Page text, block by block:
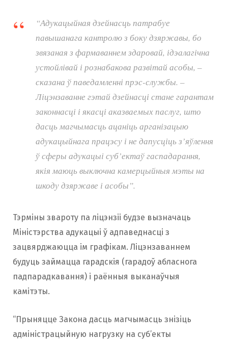
“Адукацыйная дзейнасць патрабуе
павышанага кантролю з боку дзяржавы, бо
звязаная з фармаваннем здаровай, ідэалагічна
устойлівай і рознабакова развітай асобы, –
сказана ў паведамленні прэс-службы. –
Ліцэнзаванне гэтай дзейнасці стане гарантам
законнасці і якасці аказваемых паслуг, што
дасць магчымасць ацаніць арганізацыю
адукацыйнага працэсу і не дапусціць з’яўлення
ў сферы адукацыі суб’ектаў гаспадарання,
якія маюць выключна камерцыйныя мэты на
шкоду дзяржаве і асобы”.
Тэрміны звароту па ліцэнзіі будзе вызначаць
Міністэрства адукацыі ў адпаведнасці з
зацвярджаюцца ім графікам. Ліцэнзаваннем
будуць займацца гарадскія (гарадоў абласнога
падпарадкавання) і раённыя выканаўчыя
камітэты.
“Прыняцце Закона дасць магчымасць знізіць
адміністрацыйную нагрузку на суб’екты